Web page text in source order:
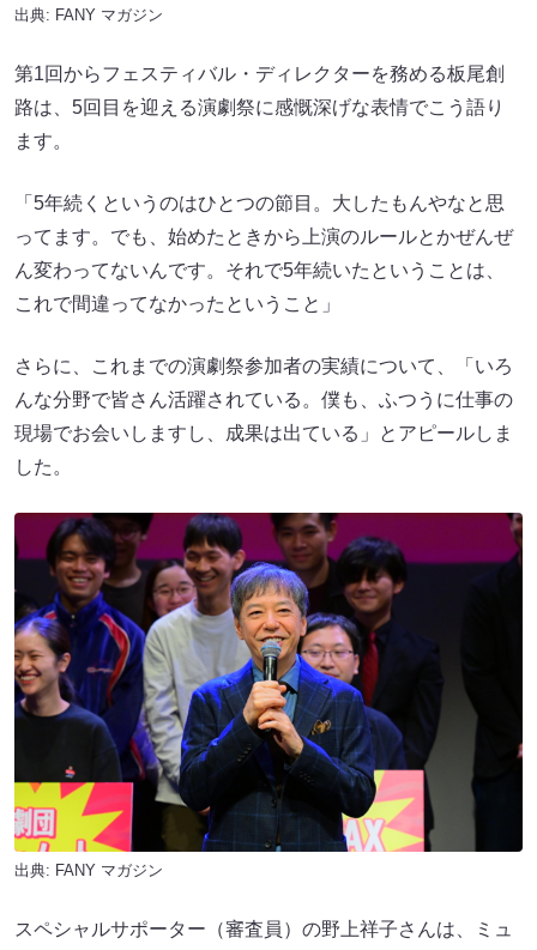
出典: FANY マガジン
第1回からフェスティバル・ディレクターを務める板尾創
路は、5回目を迎える演劇祭に感慨深げな表情でこう語り
ます。
「5年続くというのはひとつの節目。大したもんやなと思
ってます。でも、始めたときから上演のルールとかぜんぜ
ん変わってないんです。それで5年続いたということは、
これで間違ってなかったということ」
さらに、これまでの演劇祭参加者の実績について、「いろ
んな分野で皆さん活躍されている。僕も、ふつうに仕事の
現場でお会いしますし、成果は出ている」とアピールしま
した。
出典: FANY マガジン
スペシャルサポーター（審査員）の野上祥子さんは、ミュ